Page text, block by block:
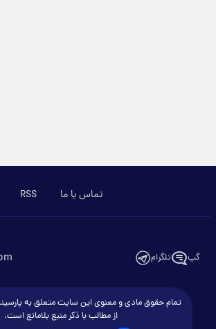
تماس با ما RSS
گپ تلگرام
تمام حقوق مادی و معنوی این سایت متعلق به
از مطالب با ذکر منبع بلامانع است.